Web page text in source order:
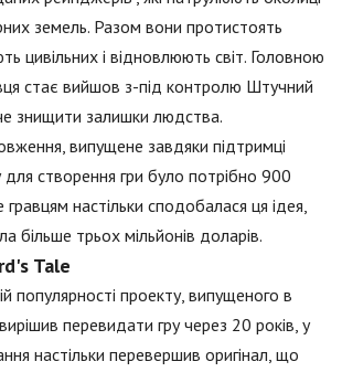
земель. Разом вони протистоять
цивільних і відновлюють світ. Головною
стає вийшов з-під контролю Штучний
знищити залишки людства.
випущене завдяки підтримці
для створення гри було потрібно 900
гравцям настільки сподобалася ця ідея,
більше трьох мільйонів доларів.
Tale
популярності проекту, випущеного в
перевидати гру через 20 років, у
настільки перевершив оригінал, що